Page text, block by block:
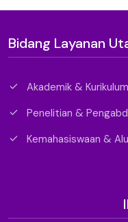
Bidang Layanan
Akademik & Kurikulum
Penelitian &
Kemahasiswaan &